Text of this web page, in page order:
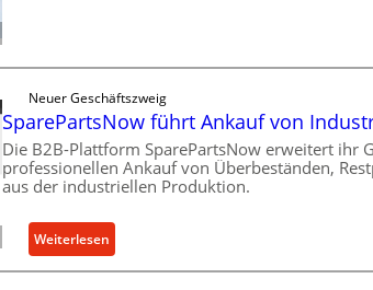
s
c
h
u
t
f
o
e
n
t
w
i
c
Neuer Geschäftszweig
SparePartsNow führt Ankauf von
Die B2B-Plattform SparePartsNow erweitert ihr
professionellen Ankauf von Überbeständen,
aus der industriellen Produktion.
Weiterlesen:
S